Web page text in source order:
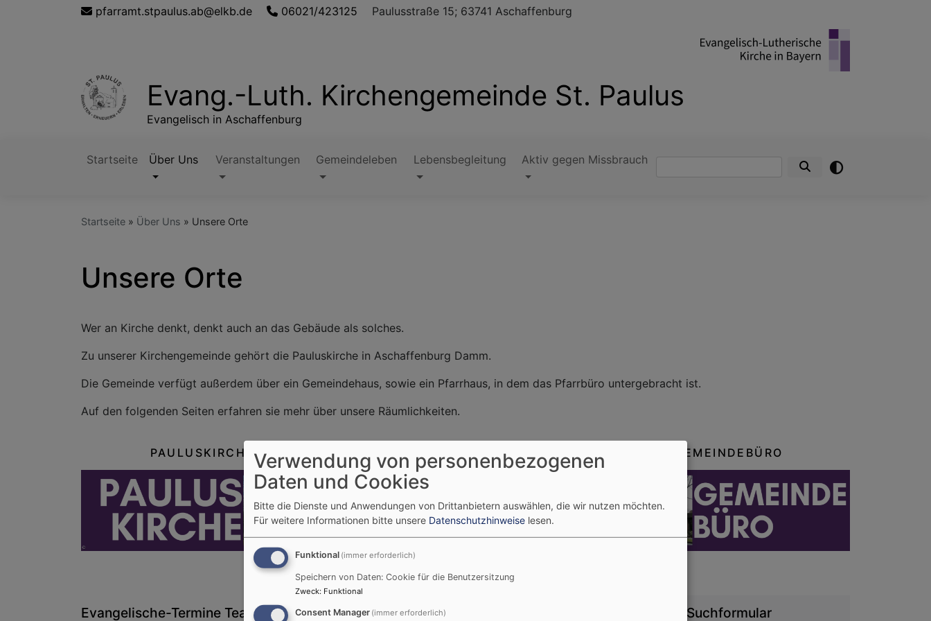
pfarramt.stpaulus.ab@elkb.de 06021/423125 Paulusstraße 15; 63741 Aschaffenburg
Evang.-Luth. Kirchengemeinde St. Paulus
Evangelisch in Aschaffenburg
Hauptnavigation
Startseite Über Uns Veranstaltungen Gemeindeleben Lebensbegleitung Aktiv gegen MissbrauchSuche
Startseite Über Uns Unsere Orte
Unsere Orte
Wer an Kirche denkt, denkt auch an das Gebäude als solches.
Zu unserer Kirchengemeinde gehört die Pauluskirche in Aschaffenburg Damm.
Die Gemeinde verfügt außerdem über ein Gemeindehaus, sowie ein Pfarrhaus, in dem das Pfarrbüro untergebracht ist.
Auf den folgenden Seiten erfahren sie mehr über unsere Räumlichkeiten.
PAULUSKIRCHE GEMEINDEHAUS GEMEINDEBÜRO
Evangelische-Termine Teaser Karte Suchformular
Verwendung von personenbezogenen
Daten und Cookies
Bitte die Dienste und Anwendungen von Drittanbietern auswählen, die wir nutzen möchten.
Für weitere Informationen bitte unsere Datenschutzhinweise lesen.
Funktional (immer erforderlich)
Speichern von Daten: Cookie für die Benutzersitzung
Zweck: Funktional
Consent Manager (immer erforderlich)